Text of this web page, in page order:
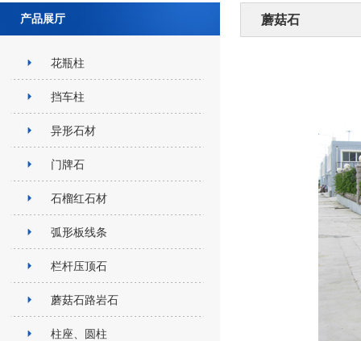
产品展厅
花瓶柱
挡车柱
异形石材
门牌石
石榴红石材
弧形板线条
栏杆压顶石
蘑菇石路岩石
柱座、圆柱
蘑菇石